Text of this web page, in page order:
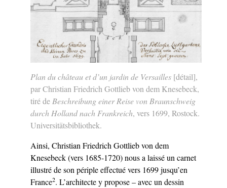
Plan du château et d’un jardin de Versailles [détail],
par Christian Friedrich Gottlieb von dem Knesebeck,
tiré deBeschreibung einer Reise von Braunschweig
durch Holland nach Frankreich, vers 1699, Rostock.
Universitätsbibliothek.
Ainsi, Christian Friedrich Gottlieb von dem
Knesebeck (vers 1685-1720) nous a laissé un carnet
illustré de son périple effectué vers 1699 jusqu’en
France2. L’architecte y propose – avec un dessin